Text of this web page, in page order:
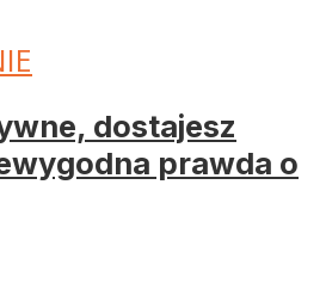
dostajesz
prawda o